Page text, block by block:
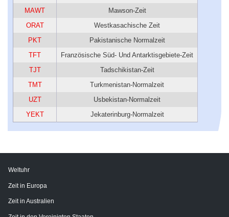
MAWT
Mawson-Zeit
ORAT
Westkasachische Zeit
PKT
Pakistanische Normalzeit
TFT
Französische Süd- Und Antarktisgebiete-Zeit
TJT
Tadschikistan-Zeit
TMT
Turkmenistan-Normalzeit
UZT
Usbekistan-Normalzeit
YEKT
Jekaterinburg-Normalzeit
Weltuhr
Zeit in Europa
Zeit in Australien